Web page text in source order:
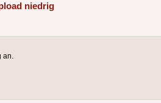
niedrig
an.